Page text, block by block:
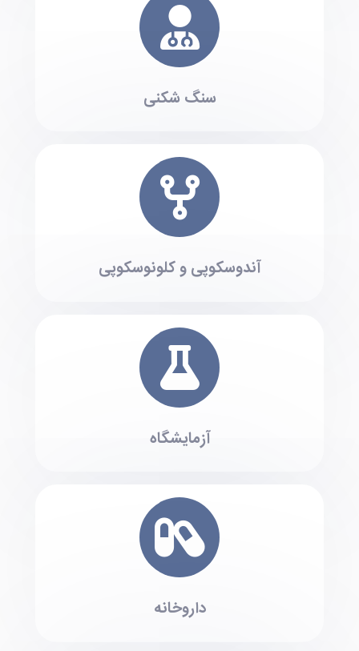
سنگ شکنی
آندوسکوپی و کلونوسکوپی
آزمایشگاه
داروخانه